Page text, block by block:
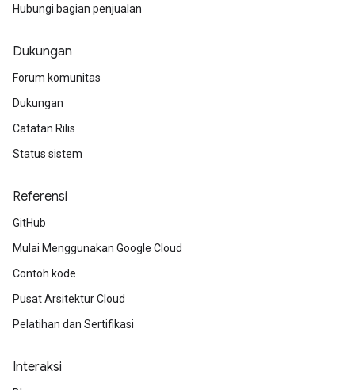
Hubungi bagian penjualan
Dukungan
Forum komunitas
Dukungan
Catatan Rilis
Status sistem
Referensi
GitHub
Mulai Menggunakan Google Cloud
Contoh kode
Pusat Arsitektur Cloud
Pelatihan dan Sertifikasi
Interaksi